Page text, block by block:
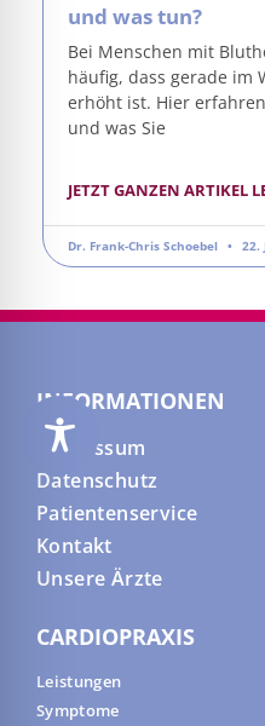
und was tun?
Bei Menschen mit
häufig, dass gerade im
erhöht ist. Hier
und was Sie
JETZT GANZEN ARTIKEL
Dr. Frank-Chris Schoebel 22.
INFORMATIONEN
Impressum
Datenschutz
Patientenservice
Kontakt
Unsere Ärzte
CARDIOPRAXIS
Leistungen
Symptome